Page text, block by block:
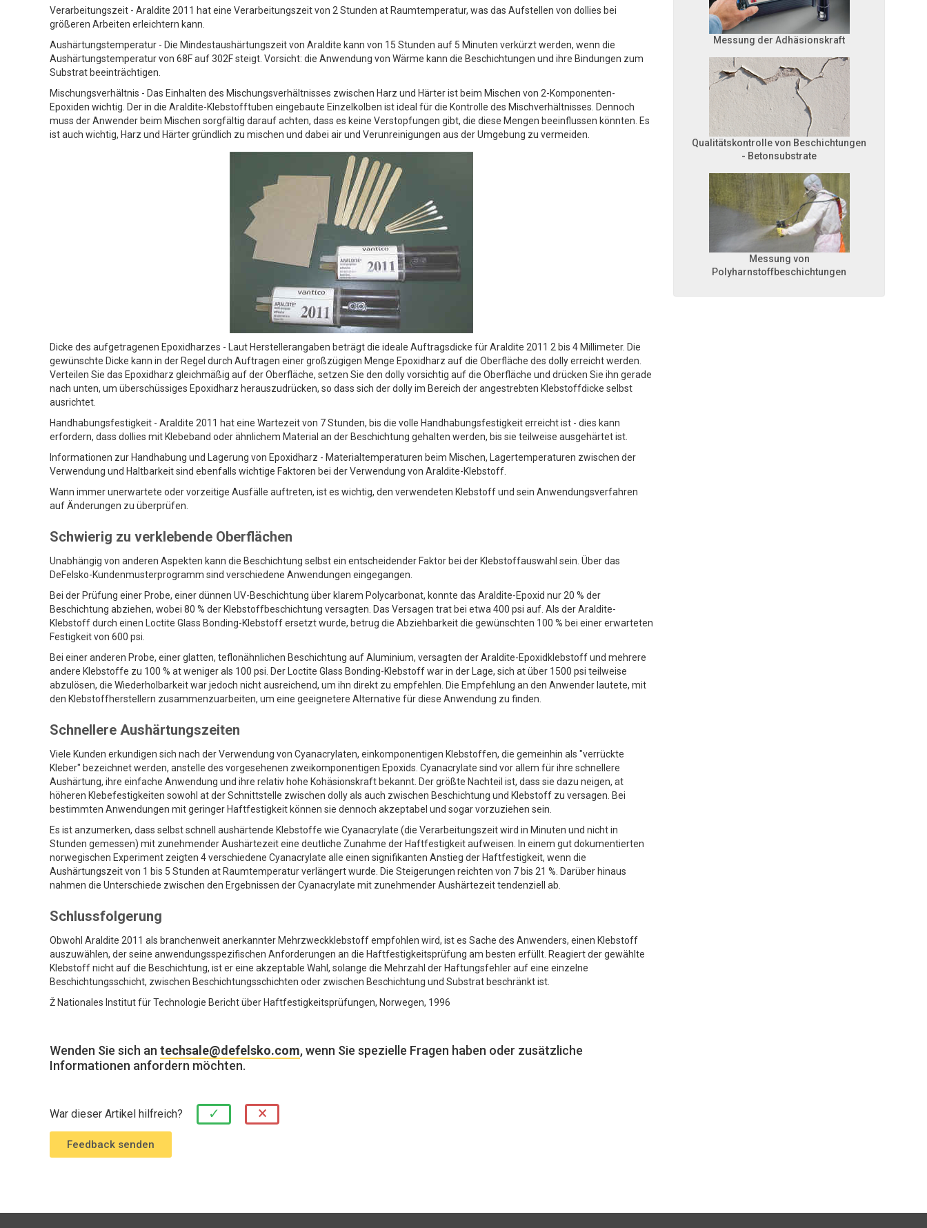
Verarbeitungszeit - Araldite 2011 hat eine Verarbeitungszeit von 2 Stunden at Raumtemperatur, was das Aufstellen von dollies bei
größeren Arbeiten erleichtern kann.
Aushärtungstemperatur - Die Mindestaushärtungszeit von Araldite kann von 15 Stunden auf 5 Minuten verkürzt werden, wenn die
Aushärtungstemperatur von 68F auf 302F steigt. Vorsicht: die Anwendung von Wärme kann die Beschichtungen und ihre Bindungen zum
Substrat beeinträchtigen.
Mischungsverhältnis - Das Einhalten des Mischungsverhältnisses zwischen Harz und Härter ist beim Mischen von 2-Komponenten-
Epoxiden wichtig. Der in die Araldite-Klebstofftuben eingebaute Einzelkolben ist ideal für die Kontrolle des Mischverhältnisses. Dennoch
muss der Anwender beim Mischen sorgfältig darauf achten, dass es keine Verstopfungen gibt, die diese Mengen beeinflussen könnten. Es
ist auch wichtig, Harz und Härter gründlich zu mischen und dabei air und Verunreinigungen aus der Umgebung zu vermeiden.
Dicke des aufgetragenen Epoxidharzes - Laut Herstellerangaben beträgt die ideale Auftragsdicke für Araldite 2011 2 bis 4 Millimeter. Die
gewünschte Dicke kann in der Regel durch Auftragen einer großzügigen Menge Epoxidharz auf die Oberfläche des dolly erreicht werden.
Verteilen Sie das Epoxidharz gleichmäßig auf der Oberfläche, setzen Sie den dolly vorsichtig auf die Oberfläche und drücken Sie ihn gerade
nach unten, um überschüssiges Epoxidharz herauszudrücken, so dass sich der dolly im Bereich der angestrebten Klebstoffdicke selbst
ausrichtet.
Handhabungsfestigkeit - Araldite 2011 hat eine Wartezeit von 7 Stunden, bis die volle Handhabungsfestigkeit erreicht ist - dies kann
erfordern, dass dollies mit Klebeband oder ähnlichem Material an der Beschichtung gehalten werden, bis sie teilweise ausgehärtet ist.
Informationen zur Handhabung und Lagerung von Epoxidharz - Materialtemperaturen beim Mischen, Lagertemperaturen zwischen der
Verwendung und Haltbarkeit sind ebenfalls wichtige Faktoren bei der Verwendung von Araldite-Klebstoff.
Wann immer unerwartete oder vorzeitige Ausfälle auftreten, ist es wichtig, den verwendeten Klebstoff und sein Anwendungsverfahren
auf Änderungen zu überprüfen.
Schwierig zu verklebende Oberflächen
Unabhängig von anderen Aspekten kann die Beschichtung selbst ein entscheidender Faktor bei der Klebstoffauswahl sein. Über das
DeFelsko-Kundenmusterprogramm sind verschiedene Anwendungen eingegangen.
Bei der Prüfung einer Probe, einer dünnen UV-Beschichtung über klarem Polycarbonat, konnte das Araldite-Epoxid nur 20 % der
Beschichtung abziehen, wobei 80 % der Klebstoffbeschichtung versagten. Das Versagen trat bei etwa 400 psi auf. Als der Araldite-
Klebstoff durch einen Loctite Glass Bonding-Klebstoff ersetzt wurde, betrug die Abziehbarkeit die gewünschten 100 % bei einer erwarteten
Festigkeit von 600 psi.
Bei einer anderen Probe, einer glatten, teflonähnlichen Beschichtung auf Aluminium, versagten der Araldite-Epoxidklebstoff und mehrere
andere Klebstoffe zu 100 % at weniger als 100 psi. Der Loctite Glass Bonding-Klebstoff war in der Lage, sich at über 1500 psi teilweise
abzulösen, die Wiederholbarkeit war jedoch nicht ausreichend, um ihn direkt zu empfehlen. Die Empfehlung an den Anwender lautete, mit
den Klebstoffherstellern zusammenzuarbeiten, um eine geeignetere Alternative für diese Anwendung zu finden.
Schnellere Aushärtungszeiten
Viele Kunden erkundigen sich nach der Verwendung von Cyanacrylaten, einkomponentigen Klebstoffen, die gemeinhin als "verrückte
Kleber" bezeichnet werden, anstelle des vorgesehenen zweikomponentigen Epoxids. Cyanacrylate sind vor allem für ihre schnellere
Aushärtung, ihre einfache Anwendung und ihre relativ hohe Kohäsionskraft bekannt. Der größte Nachteil ist, dass sie dazu neigen, at
höheren Klebefestigkeiten sowohl at der Schnittstelle zwischen dolly als auch zwischen Beschichtung und Klebstoff zu versagen. Bei
bestimmten Anwendungen mit geringer Haftfestigkeit können sie dennoch akzeptabel und sogar vorzuziehen sein.
Es ist anzumerken, dass selbst schnell aushärtende Klebstoffe wie Cyanacrylate (die Verarbeitungszeit wird in Minuten und nicht in
Stunden gemessen) mit zunehmender Aushärtezeit eine deutliche Zunahme der Haftfestigkeit aufweisen. In einem gut dokumentierten
norwegischen Experiment zeigten 4 verschiedene Cyanacrylate alle einen signifikanten Anstieg der Haftfestigkeit, wenn die
Aushärtungszeit von 1 bis 5 Stunden at Raumtemperatur verlängert wurde. Die Steigerungen reichten von 7 bis 21 %. Darüber hinaus
nahmen die Unterschiede zwischen den Ergebnissen der Cyanacrylate mit zunehmender Aushärtezeit tendenziell ab.
Schlussfolgerung
Obwohl Araldite 2011 als branchenweit anerkannter Mehrzweckklebstoff empfohlen wird, ist es Sache des Anwenders, einen Klebstoff
auszuwählen, der seine anwendungsspezifischen Anforderungen an die Haftfestigkeitsprüfung am besten erfüllt. Reagiert der gewählte
Klebstoff nicht auf die Beschichtung, ist er eine akzeptable Wahl, solange die Mehrzahl der Haftungsfehler auf eine einzelne
Beschichtungsschicht, zwischen Beschichtungsschichten oder zwischen Beschichtung und Substrat beschränkt ist.
Ž Nationales Institut für Technologie Bericht über Haftfestigkeitsprüfungen, Norwegen, 1996
Wenden Sie sich an techsale@defelsko.com, wenn Sie spezielle Fragen haben oder zusätzliche
Informationen anfordern möchten.
War dieser Artikel hilfreich? ✓ ×
Messung der Adhäsionskraft
Qualitätskontrolle von Beschichtungen
- Betonsubstrate
Messung von
Polyharnstoffbeschichtungen